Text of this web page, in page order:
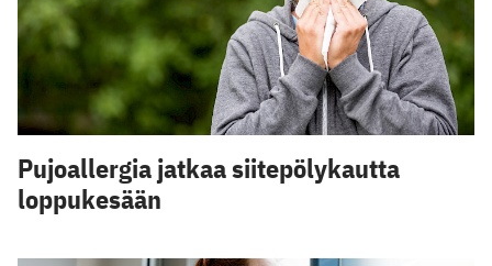
Pujoallergia jatkaa siitepölykautta
loppukesään